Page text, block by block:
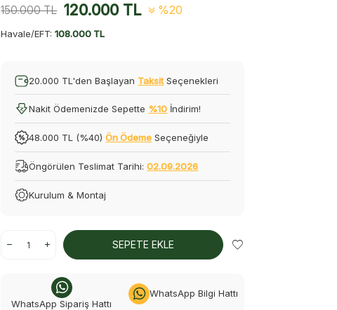
150.000TL 120.000TL %20
Havale/EFT:108.000 TL
20.000 TL'den Başlayan Taksit Seçenekleri
Nakit Ödemenizde Sepette %10 İndirim!
48.000 TL (%40)Ön Ödeme Seçeneğiyle
Öngörülen Teslimat Tarihi:02.09.2026
Kurulum & Montaj
SEPETE EKLE
WhatsApp Sipariş Hattı
WhatsApp Bilgi Hattı